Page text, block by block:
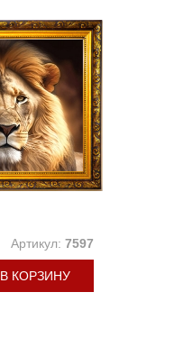
Артикул: 7597
В КОРЗИНУ